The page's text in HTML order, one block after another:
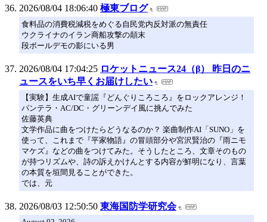
2026/08/04 18:06:40 極東ブログ
食料品の消費税減税をめぐる自民党内反対派の無責任
ウクライナのイラン商船攻撃の顛末
段ボールデモの影にいる男
2026/08/04 17:04:25 ロケットニュース24（β） 昨日のニ
ュースをいち早くお届けしたい
【実験】生成AIで童謡『どんぐりころころ』をロックアレンジ！
パンテラ・AC/DC・グリーンデイ風に挑んでみた
佐藤英典
文学作品に曲をつけたらどうなるのか？ 楽曲制作AI「SUNO」を
使って、これまで『平家物語』の冒頭部分や宮沢賢治の『雨ニモ
マケズ』などの曲をつけてみた。そうしたところ、文章そのもの
が持つリズムや、詩の訴えかけんとする内容が鮮明になり、言葉
の本質を垣間見ることができた。
では、元
2026/08/03 12:50:50 東海国防学研究会